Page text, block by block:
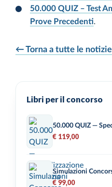
50.000 QUIZ – Test
Prove Precedenti.
← Torna a tutte le notizie
Libri per il concorso
50.000 QUIZ —
€ 119,00
Simulazioni
€ 99,00